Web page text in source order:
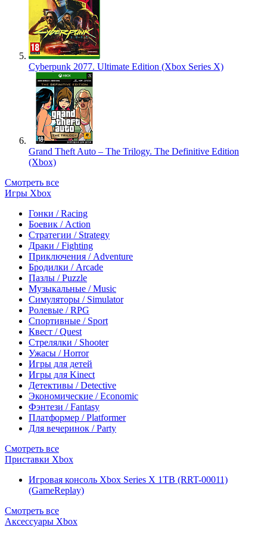
Cyberpunk 2077. Ultimate Edition (Xbox Series X)
Grand Theft Auto – The Trilogy. The Definitive Edition
(Xbox)
Смотреть все
Игры Xbox
Гонки / Racing
Боевик / Action
Стратегии / Strategy
Драки / Fighting
Приключения / Adventure
Бродилки / Arcade
Пазлы / Puzzle
Музыкальные / Music
Симуляторы / Simulator
Ролевые / RPG
Спортивные / Sport
Квест / Quest
Стрелялки / Shooter
Ужасы / Horror
Игры для детей
Игры для Kinect
Детективы / Detective
Экономические / Economic
Фэнтези / Fantasy
Платформер / Platformer
Для вечеринок / Party
Смотреть все
Приставки Xbox
Игровая консоль Xbox Series X 1TB (RRT-00011)
(GameReplay)
Смотреть все
Аксессуары Xbox